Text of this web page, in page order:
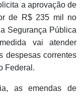
a aprovação de
de R$ 235 mil no
Segurança Pública
vai atender
despesas correntes
Federal.
as emendas de